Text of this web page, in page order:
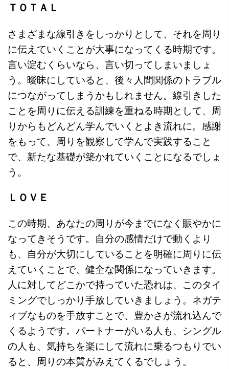
ＴＯＴＡＬ
さまざまな線引きをしっかりとして、 それを周り
に伝えていくことが大事になってくる時期です。
言い淀むくらいなら、言い切ってしまいましょ
う。 曖昧にしていると、 後々人間関係のトラブル
につながってしまうかもしれません。 線引きした
ことを周りに伝える訓練を重ねる時期として、 周
りからもどんどん学んでいくとよき流れに。感謝
をもって、 周りを観察して学んで実践すること
で、 新たな基礎が築かれていくことになるでしょ
う。
ＬＯＶＥ
この時期、 あなたの周りが今までになく賑やかに
なってきそうです。 自分の感情だけで動くより
も、 自分が大切にしていることを明確に周りに伝
えていくことで、 健全な関係になっていきます。
人に対してどこかで持っていた恐れは、 このタイ
ミングでしっかり手放していきましょう。 ネガテ
ィブなものを手放すことで、 豊かさが流れ込んで
くるようです。パートナーがいる人も、 シングル
の人も、気持ちを楽にして流れに乗るつもりでい
ると、 周りの本質がみえてくるでしょう。